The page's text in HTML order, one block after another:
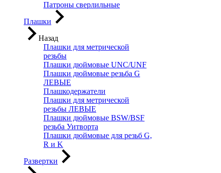
Патроны сверлильные
Плашки
Назад
Плашки для метрической
резьбы
Плашки дюймовые UNC/UNF
Плашки дюймовые резьба G
ЛЕВЫЕ
Плашкодержатели
Плашки для метрической
резьбы ЛЕВЫЕ
Плашки дюймовые BSW/BSF
резьба Уитворта
Плашки дюймовые для резьб G,
R и K
Развертки